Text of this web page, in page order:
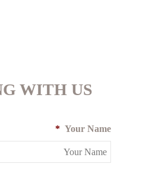
WITH US
Your Name
*